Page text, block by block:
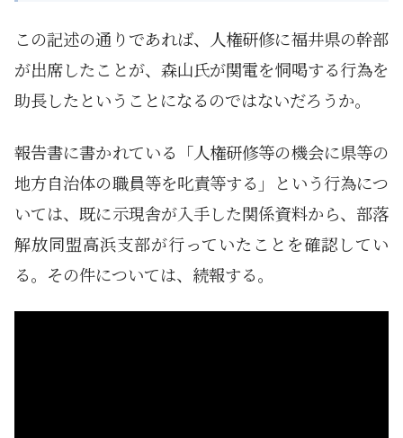
この記述の通りであれば、人権研修に福井県の幹部
が出席したことが、森山氏が関電を恫喝する行為を
助長したということになるのではないだろうか。
報告書に書かれている「人権研修等の機会に県等の
地方自治体の職員等を叱責等する」という行為につ
いては、既に示現舎が入手した関係資料から、部落
解放同盟高浜支部が行っていたことを確認してい
る。その件については、続報する。